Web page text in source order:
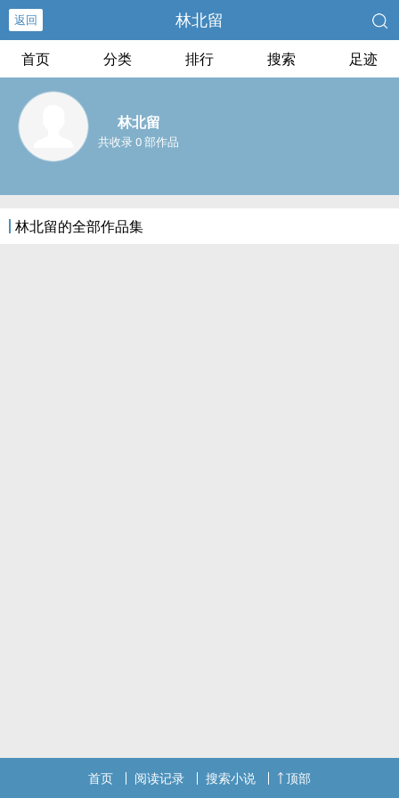
返回 林北留
首页 分类 排行 搜索 足迹
林北留
共收录 0 部作品
林北留的全部作品集
首页 阅读记录 搜索小说 顶部